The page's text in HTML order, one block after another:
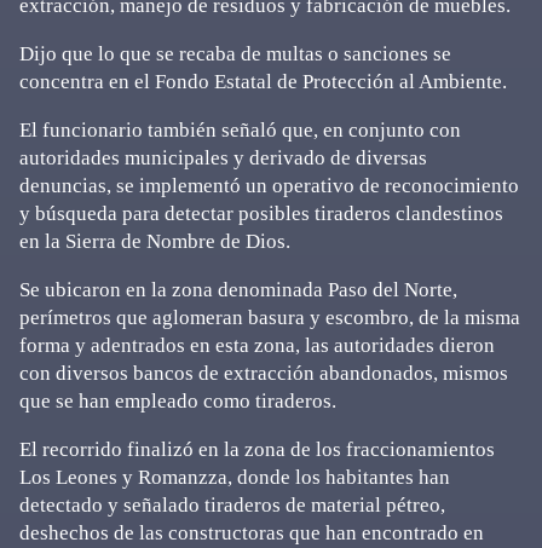
extracción, manejo de residuos y fabricación de muebles.
Dijo que lo que se recaba de multas o sanciones se
concentra en el Fondo Estatal de Protección al Ambiente.
El funcionario también señaló que, en conjunto con
autoridades municipales y derivado de diversas
denuncias, se implementó un operativo de reconocimiento
y búsqueda para detectar posibles tiraderos clandestinos
en la Sierra de Nombre de Dios.
Se ubicaron en la zona denominada Paso del Norte,
perímetros que aglomeran basura y escombro, de la misma
forma y adentrados en esta zona, las autoridades dieron
con diversos bancos de extracción abandonados, mismos
que se han empleado como tiraderos.
El recorrido finalizó en la zona de los fraccionamientos
Los Leones y Romanzza, donde los habitantes han
detectado y señalado tiraderos de material pétreo,
deshechos de las constructoras que han encontrado en